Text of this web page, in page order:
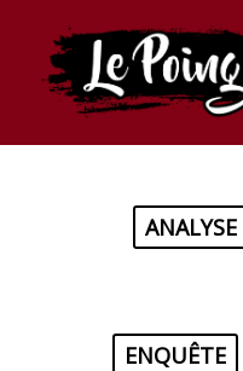
ANALYSE
ENQUÊTE